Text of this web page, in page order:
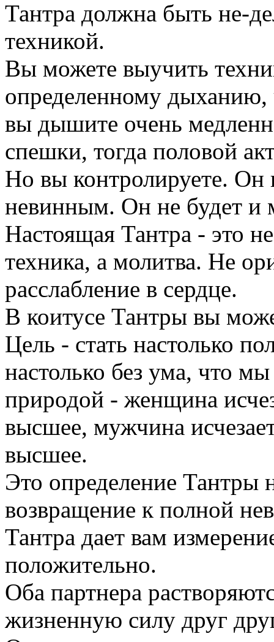
Тантра должна быть не-
техникой.
Вы можете выучить
определенному дыханию,
вы дышите очень
спешки, тогда половой
Но вы контролируете. Он
невинным. Он не будет и
Настоящая Тантра - это
техника, а молитва. Не
расслабление в сердце.
В коитусе Тантры вы
Цель - стать настолько
настолько без ума, что
природой - женщина
высшее, мужчина
высшее.
Это определение Тантры
возвращение к полной
Тантра дает вам
положительно.
Оба партнера
жизненную силу друг